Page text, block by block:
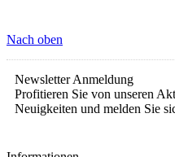
Nach oben
Newsletter Anmeldung
Profitieren Sie von unseren
Neuigkeiten und melden Sie